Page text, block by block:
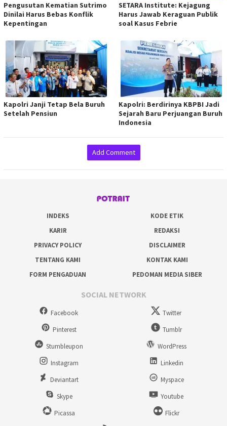
Pengusutan Kematian Sutrimo
Dinilai Harus Bebas Konflik
Kepentingan
SETARA Institute: Kejagung
Harus Jawab Keraguan Publik
soal Kasus Febrie
Kapolri Janji Tetap Bela Buruh
Setelah Pensiun
Kapolri: Berdirinya KBPBI Jadi
Sejarah Baru Perjuangan Buruh
Indonesia
Add Comment
INDEKS
KODE ETIK
KARIR
REDAKSI
PRIVACY POLICY
DISCLAIMER
TENTANG KAMI
KONTAK KAMI
FORM PENGADUAN
PEDOMAN MEDIA SIBER
SOCIAL NETWORK
Facebook
Twitter
Pinterest
Tumblr
Stumbleupon
WordPress
Instagram
Linkedin
Deviantart
Myspace
Skype
Youtube
Picassa
Flickr